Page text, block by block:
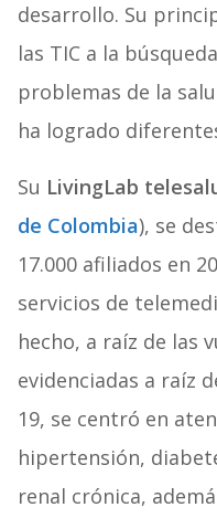
desarrollo. Su
las TIC a la
problemas de la
ha logrado
Su LivingLab
de Colombia), se
17.000 afiliados en
servicios de
hecho, a raíz de las
evidenciadas a raíz
19, se centró en
hipertensión,
renal crónica,